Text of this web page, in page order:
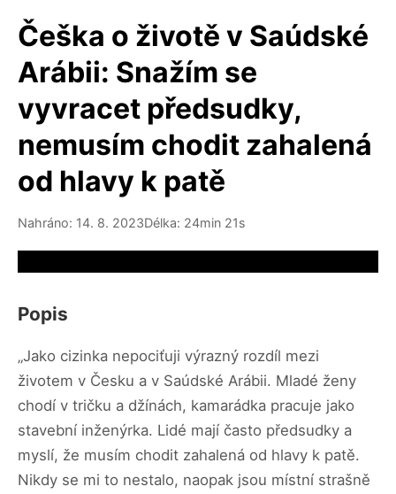
Češka o životě v Saúdské
Arábii: Snažím se
vyvracet předsudky,
nemusím chodit zahalená
od hlavy k patě
Nahráno: 14. 8. 2023Délka: 24min 21s
Popis
„Jako cizinka nepociťuji výrazný rozdíl mezi
životem v Česku a v Saúdské Arábii. Mladé ženy
chodí v tričku a džínách, kamarádka pracuje jako
stavební inženýrka. Lidé mají často předsudky a
myslí, že musím chodit zahalená od hlavy k patě.
Nikdy se mi to nestalo, naopak jsou místní strašně